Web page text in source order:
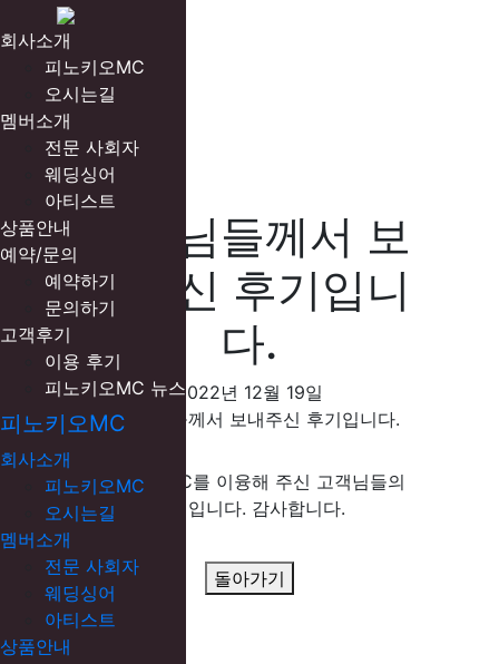
회사소개
피노키오MC
오시는길
멤버소개
전문 사회자
웨딩싱어
아티스트
상품안내
예약/문의
예약하기
문의하기
고객후기
이용 후기
피노키오MC 뉴스
피노키오MC
회사소개
피노키오MC
오시는길
멤버소개
전문 사회자
웨딩싱어
아티스트
상품안내
고객님들께서 보
내주신 후기입니
다.
2022년 12월 19일
피노키오MC를 이융해 주신 고객님들의
후기입니다. 감사합니다.
돌아가기